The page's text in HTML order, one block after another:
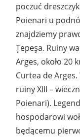
poczuć
Poienari u
znajdziemy
Țepeşa. Ruiny
Arges, około 20
Curtea de
ruiny XIII –
Poienari).
hospodarowi
będącemu